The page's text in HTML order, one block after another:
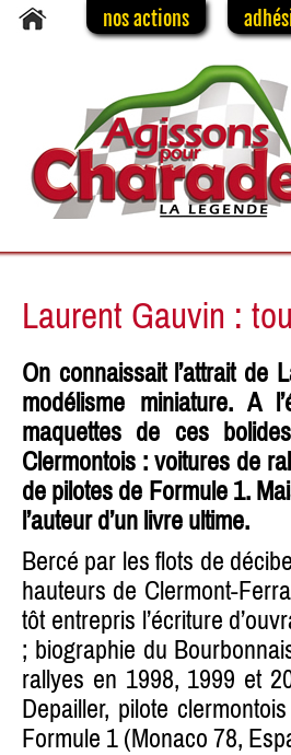
nos actions
Laurent Gauvin :
On connaissait l’attrait de
modélisme miniature. A
maquettes de ces
Clermontois : voitures de
de pilotes de Formule 1.
l’auteur d’un livre ultime.
Bercé par les flots de
hauteurs de Clermont-
tôt entrepris l’écriture
; biographie du
rallyes en 1998, 1999 et
Depailler, pilote
Formule 1 (Monaco 78,